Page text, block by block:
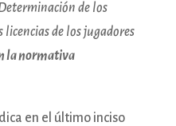
de los
licencias de los jugadores
la normativa
en el último inciso